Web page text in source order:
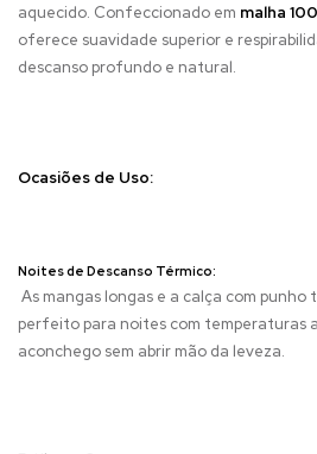
aquecido. Confeccionado em malha
oferece suavidade superior e
descanso profundo e natural.
Ocasiões de Uso:
Noites de Descanso Térmico:
As mangas longas e a calça com punho
perfeito para noites com temperaturas
aconchego sem abrir mão da leveza.